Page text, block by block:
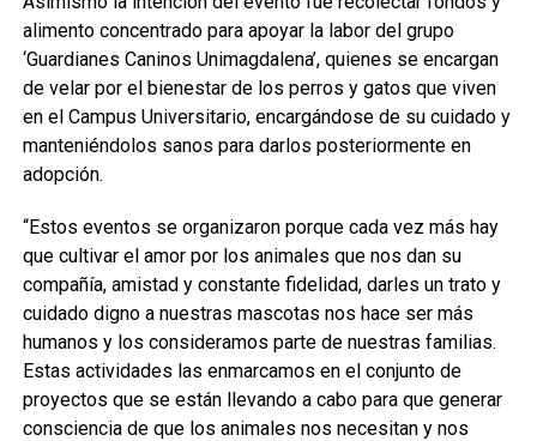
alimento concentrado para apoyar la labor del grupo
‘Guardianes Caninos Unimagdalena’, quienes se encargan
de velar por el bienestar de los perros y gatos que viven
en el Campus Universitario, encargándose de su cuidado y
manteniéndolos sanos para darlos posteriormente en
adopción.
“Estos eventos se organizaron porque cada vez más hay
que cultivar el amor por los animales que nos dan su
compañía, amistad y constante fidelidad, darles un trato y
cuidado digno a nuestras mascotas nos hace ser más
humanos y los consideramos parte de nuestras familias.
Estas actividades las enmarcamos en el conjunto de
proyectos que se están llevando a cabo para que generar
consciencia de que los animales nos necesitan y nos